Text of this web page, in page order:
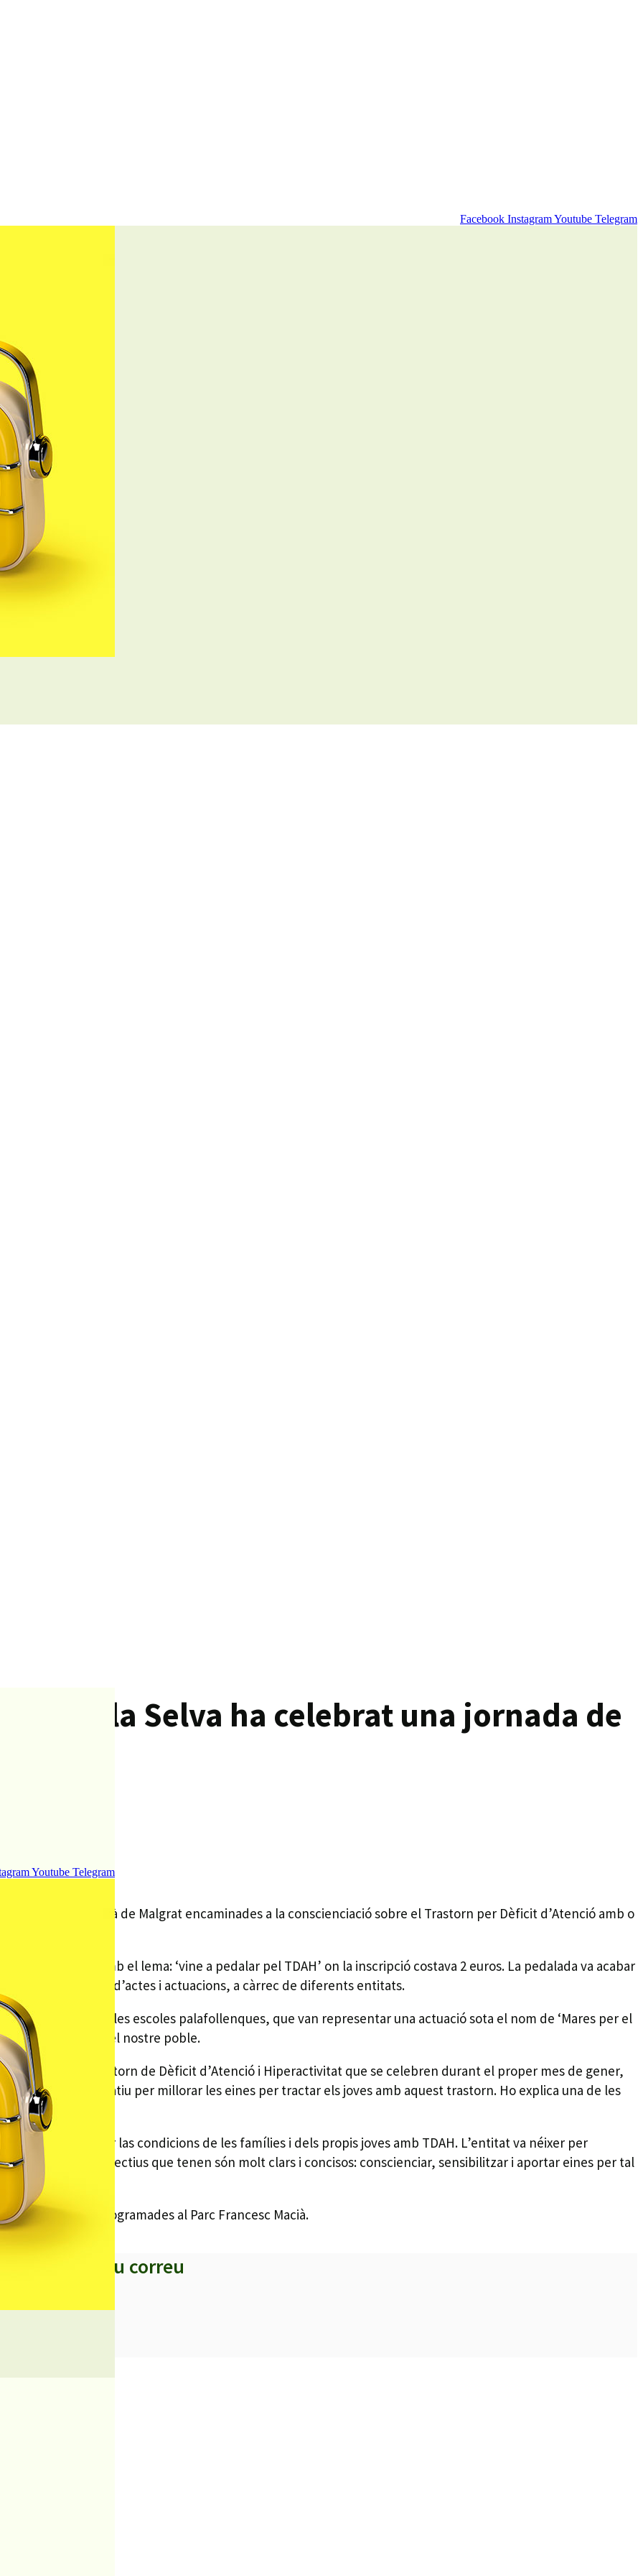
Facebook InstagramYoutube Telegram
Youtube Telegram
i la Selva ha celebrat una jornada de
Francesc Macià de Malgrat encaminades a la conscienciació sobre el Trastorn per Dèficit d’Atenció amb o
i solidaria amb el lema: ‘vine a pedalar pel TDAH’ on la inscripció costava 2 euros. La pedalada va acabar
una programació d’actes i actuacions, a càrrec de diferents entitats.
mares de les escoles palafollenques, que van representar una actuació sota el nom de ‘Mares per el
Dansa del Ventre del nostre poble.
sobre el Trastorn de Dèficit d’Atenció i Hiperactivitat que se celebren durant el proper mes de gener,
de l’àmbit educatiu per millorar les eines per tractar els joves amb aquest trastorn. Ho explica una de les
Esquin.
l’any per millorar las condicions de les famílies i dels propis joves amb TDAH. L’entitat va néixer per
el trastorn i els objectius que tenen són molt clars i concisos: conscienciar, sensibilitzar i aportar eines per tal
les activitats programades al Parc Francesc Macià.
titulars al teu correu
sanitàries